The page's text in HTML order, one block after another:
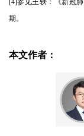
[4]参见王轶：《新冠
期。
本文作者：